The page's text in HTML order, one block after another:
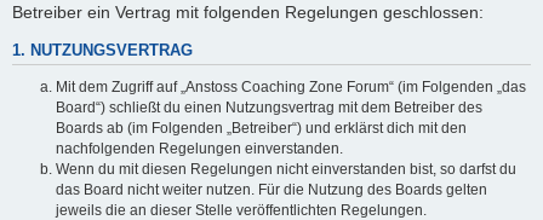
Betreiber ein Vertrag mit folgenden Regelungen geschlossen:
1. NUTZUNGSVERTRAG
Mit dem Zugriff auf „Anstoss Coaching Zone Forum“ (im Folgenden „das
Board“) schließt du einen Nutzungsvertrag mit dem Betreiber des
Boards ab (im Folgenden „Betreiber“) und erklärst dich mit den
nachfolgenden Regelungen einverstanden.
Wenn du mit diesen Regelungen nicht einverstanden bist, so darfst du
das Board nicht weiter nutzen. Für die Nutzung des Boards gelten
jeweils die an dieser Stelle veröffentlichten Regelungen.